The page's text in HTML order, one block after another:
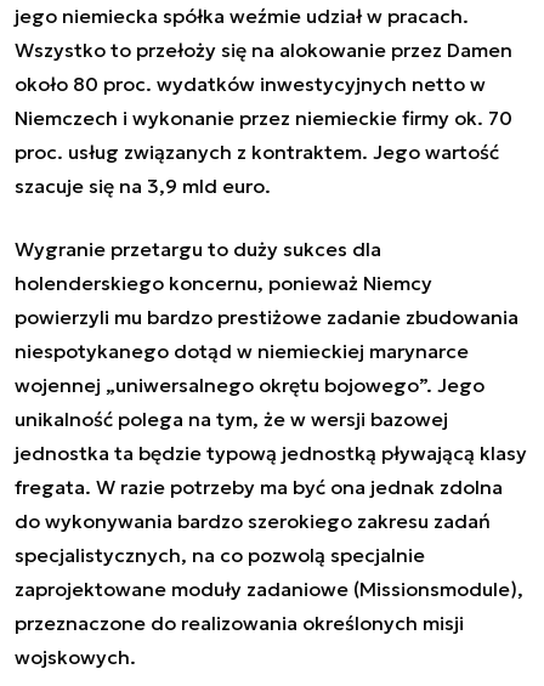
jego niemiecka spółka weźmie udział w pracach.
Wszystko to przełoży się na alokowanie przez Damen
około 80 proc. wydatków inwestycyjnych netto w
Niemczech i wykonanie przez niemieckie firmy ok. 70
proc. usług związanych z kontraktem. Jego wartość
szacuje się na 3,9 mld euro.
Wygranie przetargu to duży sukces dla
holenderskiego koncernu, ponieważ Niemcy
powierzyli mu bardzo prestiżowe zadanie zbudowania
niespotykanego dotąd w niemieckiej marynarce
wojennej „uniwersalnego okrętu bojowego”. Jego
unikalność polega na tym, że w wersji bazowej
jednostka ta będzie typową jednostką pływającą klasy
fregata. W razie potrzeby ma być ona jednak zdolna
do wykonywania bardzo szerokiego zakresu zadań
specjalistycznych, na co pozwolą specjalnie
zaprojektowane moduły zadaniowe (Missionsmodule),
przeznaczone do realizowania określonych misji
wojskowych.